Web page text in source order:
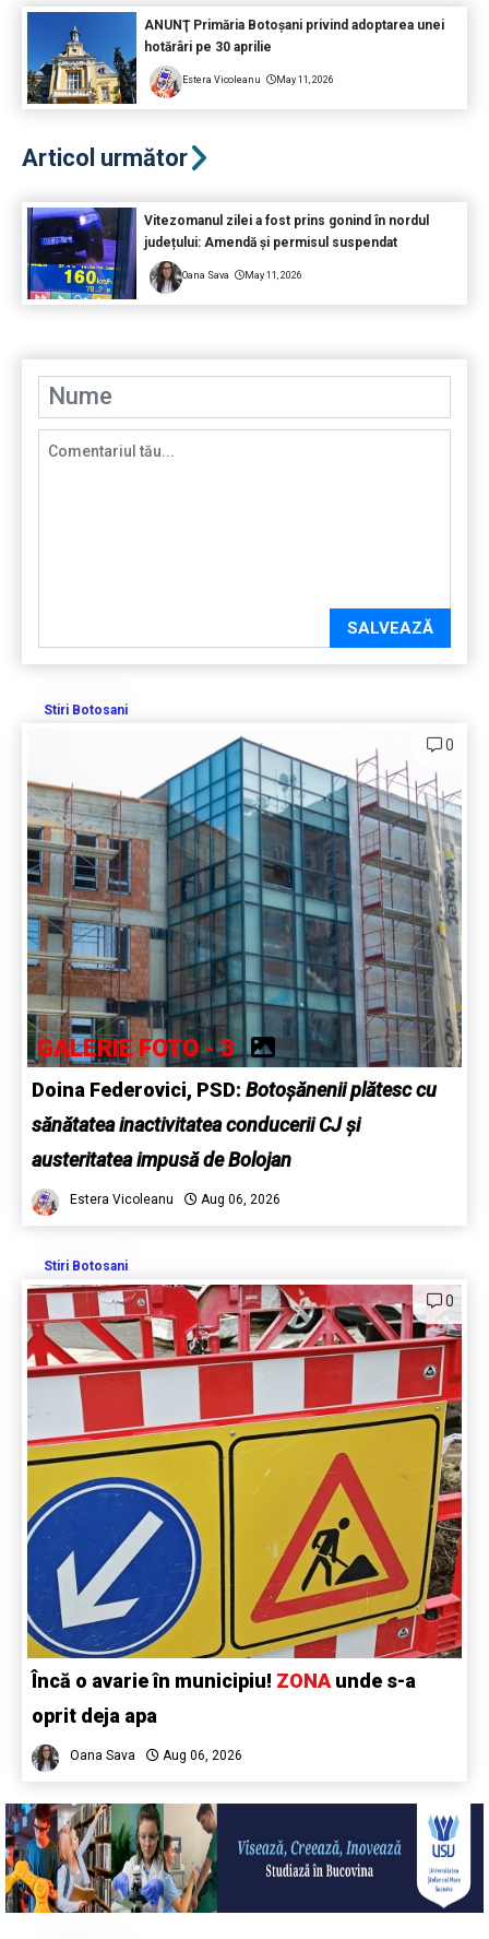
ANUNŢ Primăria Botoșani privind adoptarea unei
hotărâri pe 30 aprilie
Estera Vicoleanu May 11, 2026
Articol următor
Vitezomanul zilei a fost prins gonind în nordul
județului: Amendă și permisul suspendat
Oana Sava May 11, 2026
SALVEAZĂ
Stiri Botosani
0
GALERIE FOTO - 3
Doina Federovici, PSD: Botoșănenii plătesc cu
sănătatea inactivitatea conducerii CJ și
austeritatea impusă de Bolojan
Estera Vicoleanu Aug 06, 2026
Stiri Botosani
0
Încă o avarie în municipiu! ZONAunde s-a
oprit deja apa
Oana Sava Aug 06, 2026